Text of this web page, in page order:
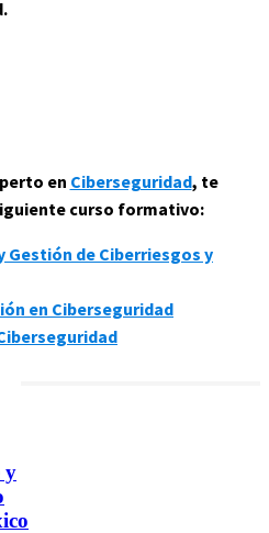
en Ciberseguridad, te
curso formativo:
Gestión de Ciberriesgos y
en Ciberseguridad
y